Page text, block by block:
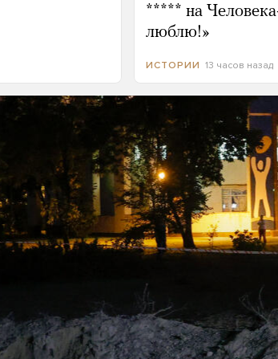
***** на
люблю!»
ИСТОРИИ 13 часов назад